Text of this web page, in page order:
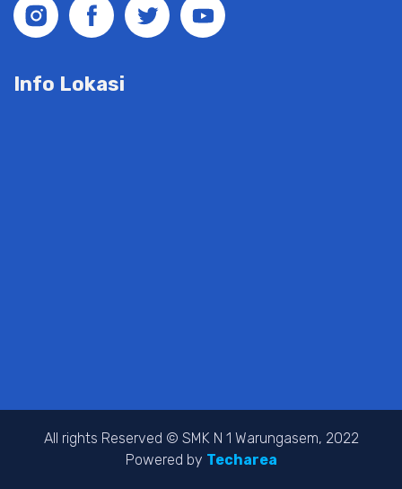
Info Lokasi
All rights Reserved © SMK N 1 Warungasem, 2022
Powered by Techarea